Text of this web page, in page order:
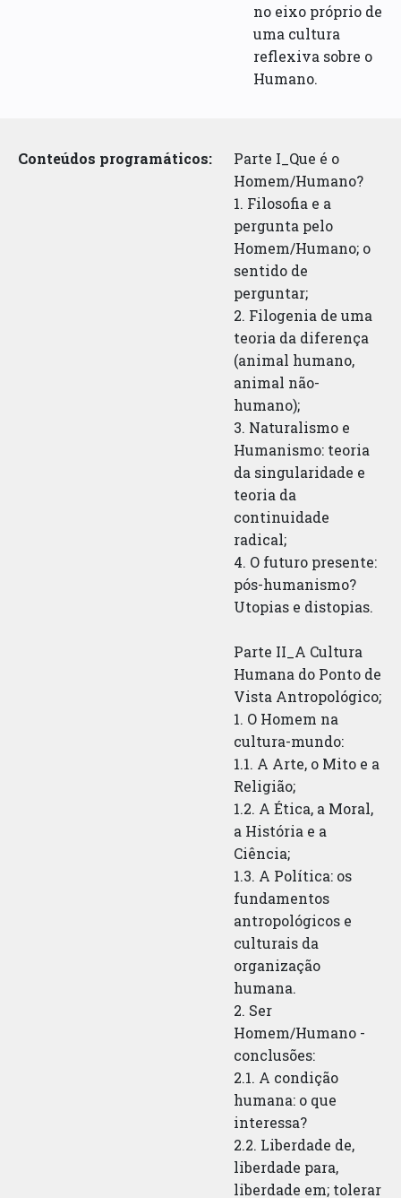
no eixo próprio de
uma cultura
reflexiva sobre o
Humano.
Conteúdos programáticos:
Parte I_Que é o
Homem/Humano?
1. Filosofia e a
pergunta pelo
Homem/Humano; o
sentido de
perguntar;
2. Filogenia de uma
teoria da diferença
(animal humano,
animal não-
humano);
3. Naturalismo e
Humanismo: teoria
da singularidade e
teoria da
continuidade
radical;
4. O futuro presente:
pós-humanismo?
Utopias e distopias.
Parte II_A Cultura
Humana do Ponto de
Vista Antropológico;
1. O Homem na
cultura-mundo:
1.1. A Arte, o Mito e a
Religião;
1.2. A Ética, a Moral,
a História e a
Ciência;
1.3. A Política: os
fundamentos
antropológicos e
culturais da
organização
humana.
2. Ser
Homem/Humano -
conclusões:
2.1. A condição
humana: o que
interessa?
2.2. Liberdade de,
liberdade para,
liberdade em; tolerar